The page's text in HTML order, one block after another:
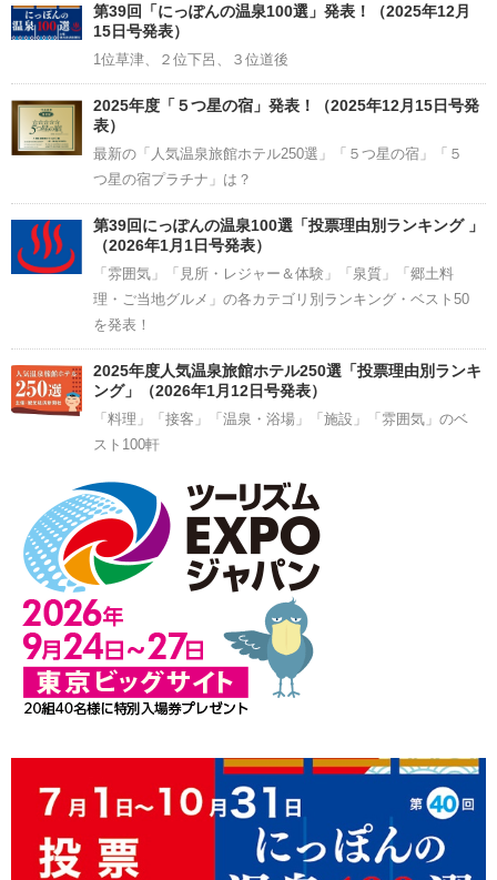
Channel
第39回「にっぽんの温泉100選」発表！（2025年12月
15日号発表）
1位草津、２位下呂、３位道後
2025年度「５つ星の宿」発表！（2025年12月15日号発
表）
最新の「人気温泉旅館ホテル250選」「５つ星の宿」「５
つ星の宿プラチナ」は？
第39回にっぽんの温泉100選「投票理由別ランキング 」
（2026年1月1日号発表）
「雰囲気」「見所・レジャー＆体験」「泉質」「郷土料
理・ご当地グルメ」の各カテゴリ別ランキング・ベスト50
を発表！
2025年度人気温泉旅館ホテル250選「投票理由別ランキ
ング」（2026年1月12日号発表）
「料理」「接客」「温泉・浴場」「施設」「雰囲気」のベ
スト100軒